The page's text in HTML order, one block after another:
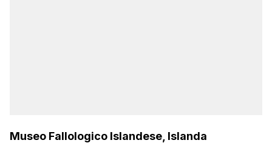
Museo Fallologico Islandese, Islanda